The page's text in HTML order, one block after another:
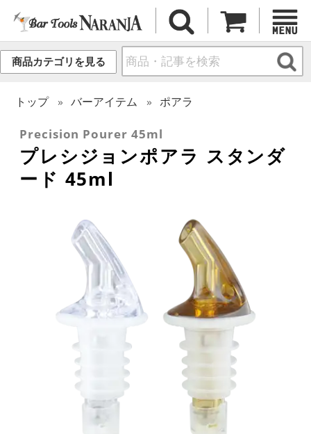
商品カテゴリを見る
トップ バーアイテム ポアラ
Precision Pourer 45ml
プレシジョンポアラ スタンダ
ード 45ml